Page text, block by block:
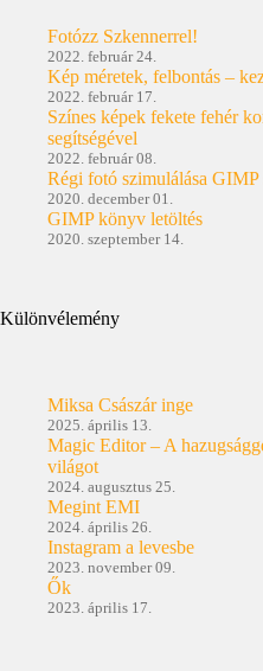
Fotózz Szkennerrel!
2022. február 24.
Kép méretek, felbontás –
2022. február 17.
Színes képek fekete fehér
segítségével
2022. február 08.
Régi fotó szimulálása GIMP
2020. december 01.
GIMP könyv letöltés
2020. szeptember 14.
Különvélemény
Miksa Császár inge
2025. április 13.
Magic Editor – A
világot
2024. augusztus 25.
Megint EMI
2024. április 26.
Instagram a levesbe
2023. november 09.
Ők
2023. április 17.